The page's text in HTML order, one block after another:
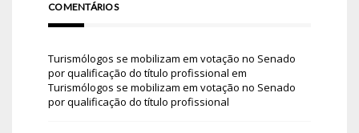
COMENTÁRIOS
Turismólogos se mobilizam em votação no Senado
por qualificação do título profissional em
Turismólogos se mobilizam em votação no Senado
por qualificação do título profissional